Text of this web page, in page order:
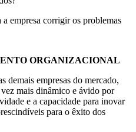
a empresa corrigir os problemas
ORGANIZACIONAL
demais empresas do mercado,
mais dinâmico e ávido por
e a capacidade para inovar
para o êxito dos